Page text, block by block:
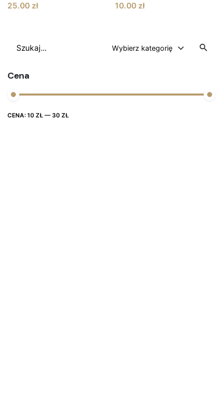
Szukaj
Wybierz kategorię
Cena
Cena
Cena
CENA: 10 ZŁ — 30 ZŁ
25.00 zł 10.00 zł